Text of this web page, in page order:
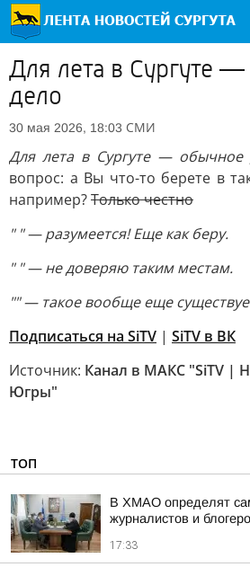
Для лета в Сургуте
дело
30 мая 2026, 18:03 СМИ
Для лета в Сургуте — обычное
вопрос: а Вы что-то берете в
например?Только честно
" " — разумеется! Еще как беру.
" " — не доверяю таким местам.
"" — такое вообще еще
Подписаться на SiTV | SiTV в ВК
Источник: Канал в МАКС "SiTV |
Югры"
ТОП
В ХМАО определят
журналистов и
17:33